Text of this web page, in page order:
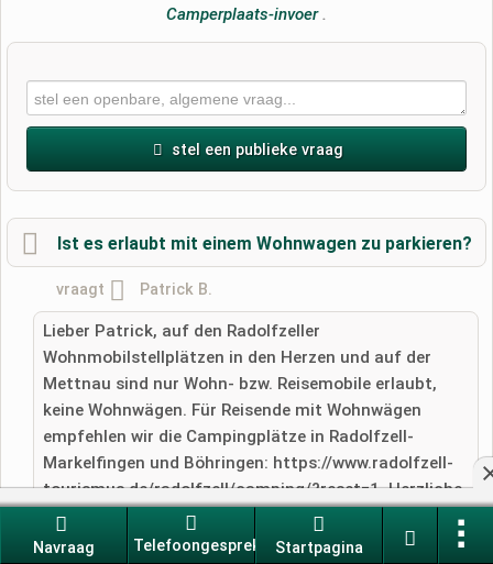
Camperplaats-invoer.
stel een publieke vraag
Achternaam
E-mailadres (wordt niet gepubliceerd)
Ik accepteer hierbij de algemene voorwaarden
Ist es erlaubt mit einem Wohnwagen zu parkieren?
vraagt ​​Patrick B.
Lieber Patrick, auf den Radolfzeller
Wohnmobilstellplätzen in den Herzen und auf der
Mettnau sind nur Wohn- bzw. Reisemobile erlaubt,
keine Wohnwägen. Für Reisende mit Wohnwägen
empfehlen wir die Campingplätze in Radolfzell-
Markelfingen und Böhringen: https://www.radolfzell-
tourismus.de/radolfzell/camping/?reset=1. Herzliche
Grüße Sabine Hellner Tourismus und Stadtmarketing
Radolfzell GmbH
Navraag Telefoongesprek Startpagina